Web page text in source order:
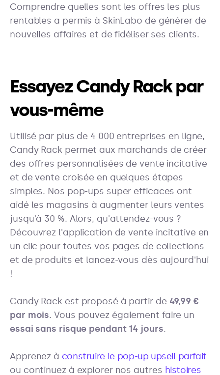
Comprendre quelles sont les offres les plus
rentables a permis à SkinLabo de générer de
nouvelles affaires et de fidéliser ses clients.
Essayez Candy Rack par
vous-même
Utilisé par plus de 4 000 entreprises en ligne,
Candy Rack permet aux marchands de créer
des offres personnalisées de vente incitative
et de vente croisée en quelques étapes
simples. Nos pop-ups super efficaces ont
aidé les magasins à augmenter leurs ventes
jusqu'à 30 %. Alors, qu'attendez-vous ?
Découvrez l'application de vente incitative en
un clic pour toutes vos pages de collections
et de produits et lancez-vous dès aujourd'hui
!
Candy Rack est proposé à partir de 49,99 €
par mois. Vous pouvez également faire un
essai sans risque pendant 14 jours.
Apprenez à construire le pop-up upsell parfait
ou continuez à explorer nos autres histoires